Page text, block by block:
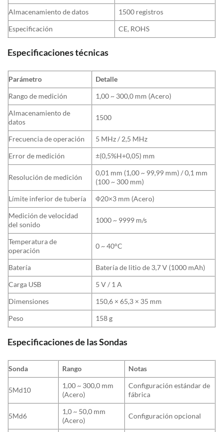
Almacenamiento de datos
1500 registros
Especificación
CE, ROHS
Especificaciones técnicas
Parámetro
Detalle
Rango de medición
1,00 ~ 300,0 mm (Acero)
Almacenamiento de
datos
1500
Frecuencia de operación
5 MHz / 2,5 MHz
Error de medición
±(0,5%H+0,05) mm
Resolución de medición
0,01 mm (1,00 ~ 99,99 mm) / 0,1 mm
(100 ~ 300 mm)
Límite inferior de tubería
Φ20×3 mm (Acero)
Medición de velocidad
del sonido
1000 ~ 9999 m/s
Temperatura de
operación
0 ~ 40°C
Batería
Batería de litio de 3,7 V (1000 mAh)
Carga USB
5 V / 1 A
Dimensiones
150,6 × 65,3 × 35 mm
Peso
158 g
Especificaciones de las Sondas
Sonda Rango Notas
5Md10
1,00 ~ 300,0 mm
(Acero)
Configuración estándar de
fábrica
5Md6
1,0 ~ 50,0 mm
(Acero)
Configuración opcional